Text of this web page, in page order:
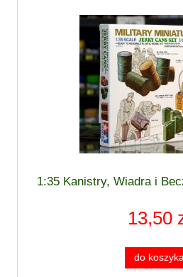
1:35 Kanistry, Wiadra i
13,50
do koszyka